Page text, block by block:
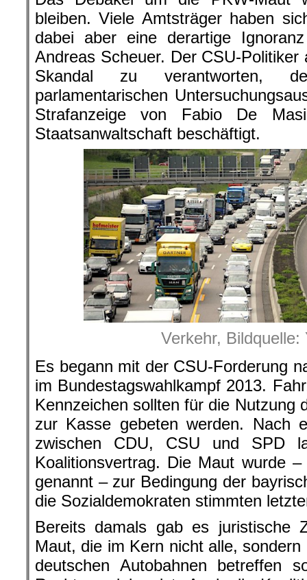
bleiben. Viele Amtsträger haben
dabei aber eine derartige
Andreas Scheuer. Der CSU-
Skandal zu verantworten,
parlamentarischen
Strafanzeige von Fabio De
Staatsanwaltschaft beschäftigt.
Verkehr, Bildquelle:
Es begann mit der CSU-Forderung
im Bundestagswahlkampf 2013.
Kennzeichen sollten für die Nutzung
zur Kasse gebeten werden. Nach
zwischen CDU, CSU und SPD
Koalitionsvertrag. Die Maut wurde –
genannt – zur Bedingung der
die Sozialdemokraten stimmten
Bereits damals gab es juristische
Maut, die im Kern nicht alle,
deutschen Autobahnen betreffen